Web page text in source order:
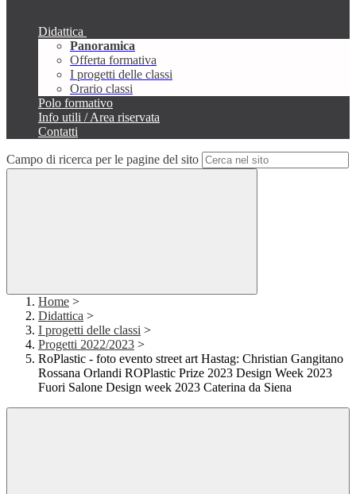
Didattica
Panoramica
Offerta formativa
I progetti delle classi
Orario classi
Polo formativo
Info utili / Area riservata
Contatti
Campo di ricerca per le pagine del sito
Home >
Didattica >
I progetti delle classi >
Progetti 2022/2023 >
RoPlastic - foto evento street art Hastag: Christian Gangitano
Rossana Orlandi ROPlastic Prize 2023 Design Week 2023
Fuori Salone Design week 2023 Caterina da Siena